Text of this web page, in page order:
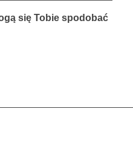
się Tobie spodobać